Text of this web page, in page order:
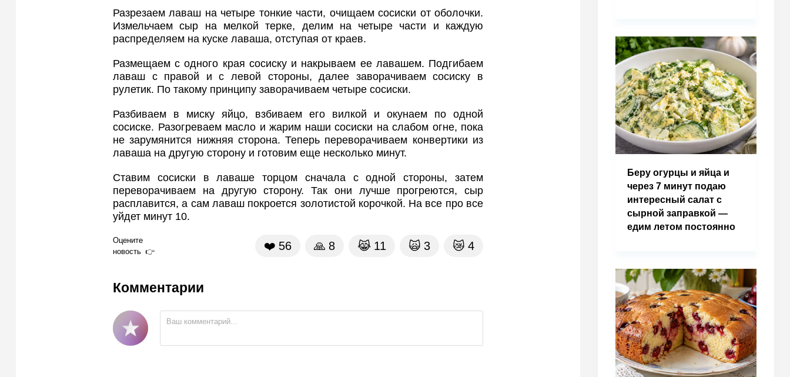
Разрезаем лаваш на четыре тонкие части, очищаем сосиски от оболочки.
Измельчаем сыр на мелкой терке, делим на четыре части и каждую
распределяем на куске лаваша, отступая от краев.
Размещаем с одного края сосиску и накрываем ее лавашем. Подгибаем
лаваш с правой и с левой стороны, далее заворачиваем сосиску в
рулетик. По такому принципу заворачиваем четыре сосиски.
Разбиваем в миску яйцо, взбиваем его вилкой и окунаем по одной
сосиске. Разогреваем масло и жарим наши сосиски на слабом огне, пока
не зарумянится нижняя сторона. Теперь переворачиваем конвертики из
лаваша на другую сторону и готовим еще несколько минут.
Ставим сосиски в лаваше торцом сначала с одной стороны, затем
переворачиваем на другую сторону. Так они лучше прогреются, сыр
расплавится, а сам лаваш покроется золотистой корочкой. На все про все
уйдет минут 10.
Оцените
новость
❤️ 56 🙏 8 😹 11 🙀 3 😿 4
Комментарии
Беру огурцы и яйца и
через 7 минут подаю
интересный салат с
сырной заправкой —
едим летом постоянно